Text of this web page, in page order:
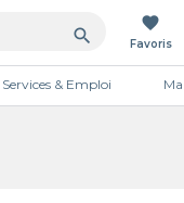
search
favorite
Favoris
Services & Emploi